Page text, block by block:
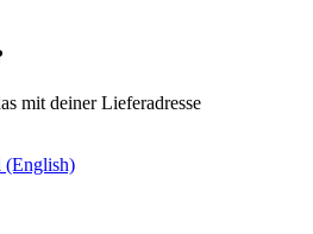
mit deiner Lieferadresse
(English)